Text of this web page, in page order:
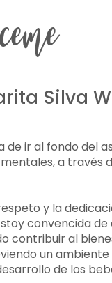
Silva
de ir al fondo del
a través
y la
convencida
contribuir al
un
de los